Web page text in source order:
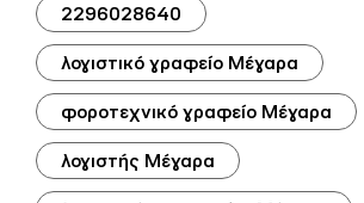
2296028640
λογιστικό γραφείο Μέγαρα
φοροτεχνικό γραφείο Μέγαρα
λογιστής Μέγαρα